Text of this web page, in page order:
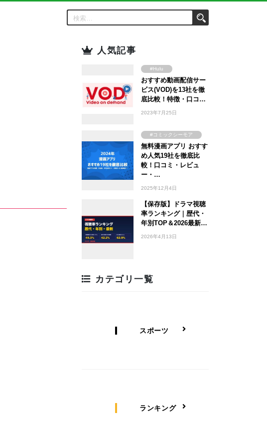
人気記事
#Hulu
#Amazon Prime
Video
#FOD
#WOWOW
#ABEMA
#Lemino
#DMM TV
おすすめ動画配信サー
ビス(VOD)を13社を徹
底比較！特徴・口コ…
2023年7月25日
#コミックシーモア
#ebookjapan
#まんが王国
無料漫画アプリ おすす
め人気19社を徹底比
較！口コミ・レビュ
ー・…
2025年12月4日
【保存版】ドラマ視聴
率ランキング｜歴代・
年別TOP＆2026最新…
2026年4月13日
カテゴリ一覧
スポーツ
ランキング